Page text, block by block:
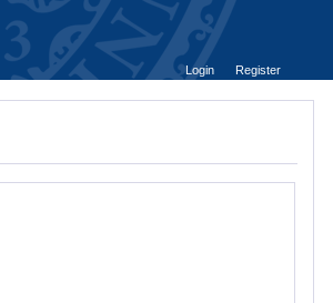
Login
Register